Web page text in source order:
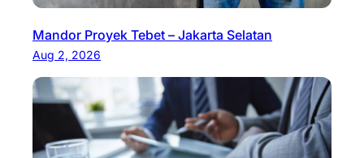
Mandor Proyek Tebet – Jakarta Selatan
Aug 2, 2026